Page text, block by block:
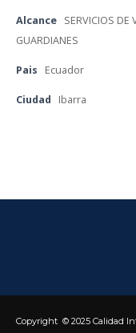
Alcance SERVICIOS DE
GUARDIANES
Pai Ecuador
Ciudad Ibarra
Copyright © 2025 Calidad